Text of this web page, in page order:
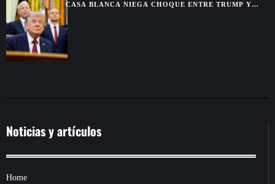
CASA BLANCA NIEGA CHOQUE ENTRE TRUMP Y
HEGSETH POR RESERVAS DE MUNICIONES
Noticias y artículos
Home